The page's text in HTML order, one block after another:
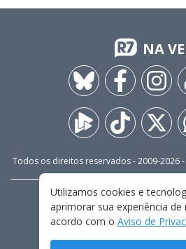
NA
Todos os direitos reservados - 2009-2026-
FALE CONOSCO
TERMOS E CONDIÇÕES
Utilizamos cookies e
aprimorar sua experiência de
acordo com o Aviso de